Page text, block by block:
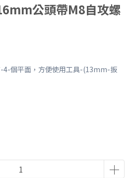
公頭帶M8自攻螺
4-個平面，方便使用工具-(13mm-扳